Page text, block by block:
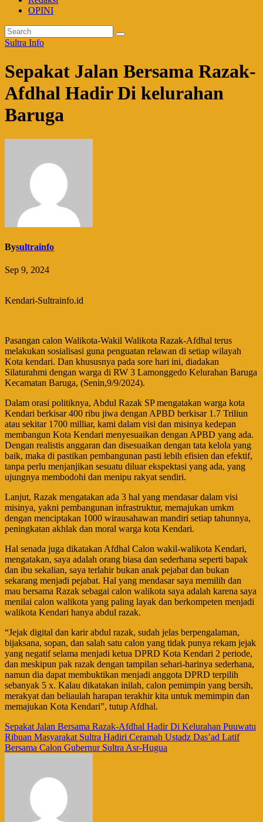
OPINI
Sultra Info
Sepakat Jalan Bersama Razak-
Afdhal Hadir Di kelurahan
Baruga
Bysultrainfo
Sep 9, 2024
Kendari-Sultrainfo.id
Pasangan calon Walikota-Wakil Walikota Razak-Afdhal terus
melakukan sosialisasi guna penguatan relawan di setiap wilayah
Kota kendari. Dan khususnya pada sore hari ini, diadakan
Silaturahmi dengan warga di RW 3 Lamonggedo Kelurahan Baruga
Kecamatan Baruga, (Senin,9/9/2024).
Dalam orasi politiknya, Abdul Razak SP mengatakan warga kota
Kendari berkisar 400 ribu jiwa dengan APBD berkisar 1.7 Triliun
atau sekitar 1700 milliar, kami dalam visi dan misinya kedepan
membangun Kota Kendari menyesuaikan dengan APBD yang ada.
Dengan realistis anggaran dan disesuaikan dengan tata kelola yang
baik, maka di pastikan pembangunan pasti lebih efisien dan efektif,
tanpa perlu menjanjikan sesuatu diluar ekspektasi yang ada, yang
ujungnya membodohi dan menipu rakyat sendiri.
Lanjut, Razak mengatakan ada 3 hal yang mendasar dalam visi
misinya, yakni pembangunan infrastruktur, memajukan umkm
dengan menciptakan 1000 wirausahawan mandiri setiap tahunnya,
peningkatan akhlak dan moral warga kota Kendari.
Hal senada juga dikatakan Afdhal Calon wakil-walikota Kendari,
mengatakan, saya adalah orang biasa dan sederhana seperti bapak
dan ibu sekalian, saya terlahir bukan anak pejabat dan bukan
sekarang menjadi pejabat. Hal yang mendasar saya memilih dan
mau bersama Razak sebagai calon walikota saya adalah karena saya
menilai calon walikota yang paling layak dan berkompeten menjadi
walikota Kendari hanya abdul razak.
“Jejak digital dan karir abdul razak, sudah jelas berpengalaman,
bijaksana, sopan, dan salah satu calon yang tidak punya rekam jejak
yang negatif selama menjadi ketua DPRD Kota Kendari 2 periode,
dan meskipun pak razak dengan tampilan sehari-harinya sederhana,
namun dia dapat membuktikan menjadi anggota DPRD terpilih
sebanyak 5 x. Kalau dikatakan inilah, calon pemimpin yang bersih,
merakyat dan beliaulah harapan terakhir kita untuk memimpin dan
memajukan Kota Kendari”, tutup Afdhal.
Navigasi
pos
Sepakat Jalan Bersama Razak-Afdhal Hadir Di Kelurahan Puuwatu
Ribuan Masyarakat Sultra Hadiri Ceramah Ustadz Das’ad Latif
Bersama Calon Gubernur Sultra Asr-Hugua